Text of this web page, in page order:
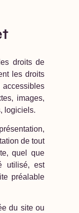
droits de
les droits
accessibles
images,
logiciels.
de tout
quel que
utilisé, est
préalable
du site ou